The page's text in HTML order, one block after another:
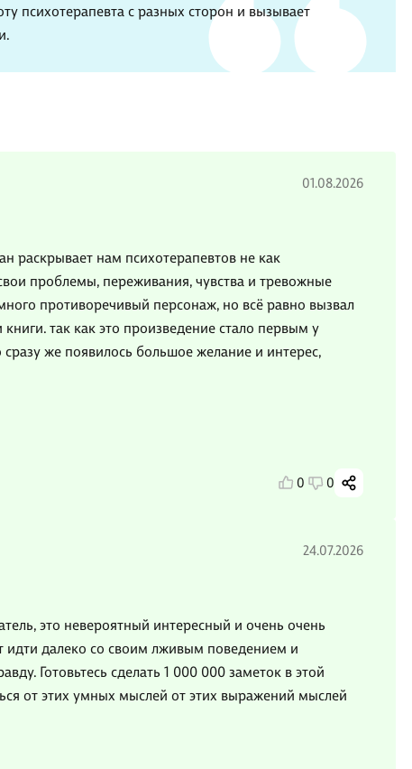
психотерапевта с разных сторон и вызывает
01.08.2026
раскрывает нам психотерапевтов не как
проблемы, переживания, чувства и тревожные
противоречивый персонаж, но всё равно вызвал
так как это произведение стало первым у
же появилось большое желание и интерес,
0 0
24.07.2026
это невероятный интересный и очень очень
идти далеко со своим лживым поведением и
Готовьтесь сделать 1 000 000 заметок в этой
от этих умных мыслей от этих выражений мыслей